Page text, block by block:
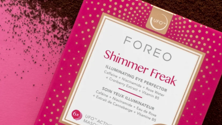
Profil de l'utilisateur
Mes appareils
Mes commandes
Mes adresses
Mes abonnements
FAQ™ Pure Beauty-Tech Elixir
BREAKING NEWS
issa™ Teeth Whitening Set
Langue
English Deutsch
Español
Français
Italiano
Português
Polski
Svenska
Русский
简体中文 繁體中文